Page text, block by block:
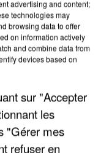
advertising and content;
technologies may
browsing data to offer
on information actively
and combine data from
devices based on
sur "Accepter
les
"Gérer mes
refuser en